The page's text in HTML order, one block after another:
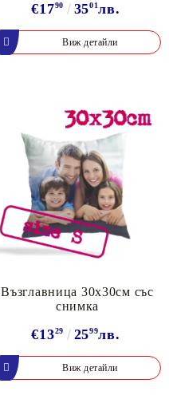
€1790 3501лв.
Виж детайли
Възглавница 30х30см със
снимка
€1329 2599лв.
Виж детайли